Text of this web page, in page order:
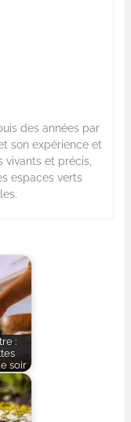
des années par
son expérience et
vivants et précis,
espaces verts
:
soir